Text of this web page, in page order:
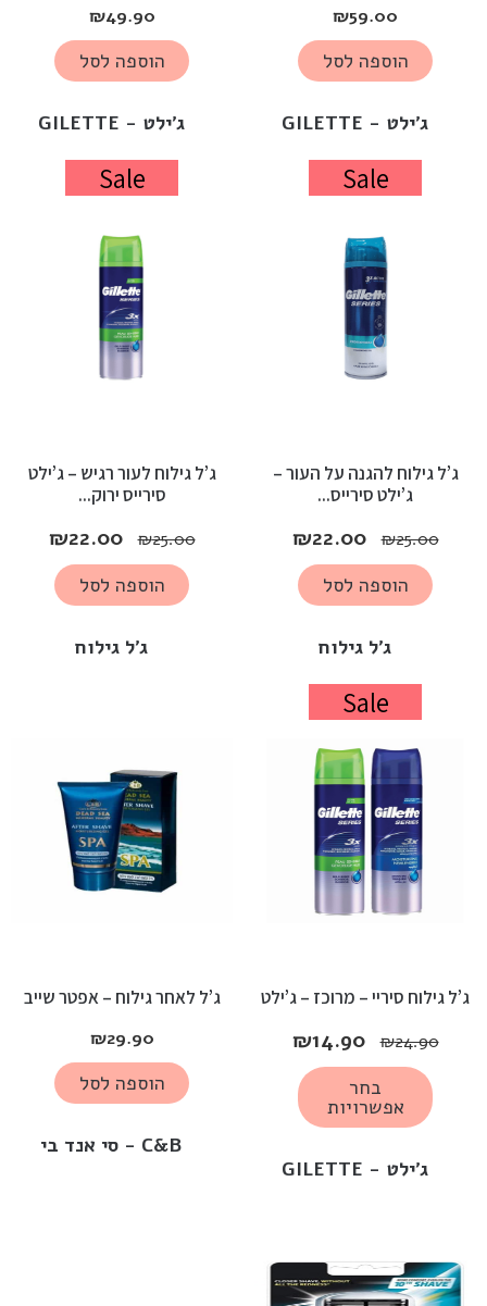
ג'ילט - GILETTE
₪59.00
הוספה לסל
ג'ילט - GILETTE
₪49.90
הוספה לסל
Sale
ג'ל גילוח
ג’ל גילוח להגנה על העור –
ג’ילט סירייס...
₪25.00
₪22.00
הוספה לסל
Sale
ג'ל גילוח
ג’ל גילוח לעור רגיש – ג’ילט
סירייס ירוק...
₪25.00
₪22.00
הוספה לסל
Sale
ג'ילט - GILETTE
ג’ל גילוח סיריי – מרוכז – ג’ילט
₪24.90
₪14.90
בחר
אפשרויות
C&B - סי אנד בי
ג’ל לאחר גילוח – אפטר שייב
₪29.90
הוספה לסל